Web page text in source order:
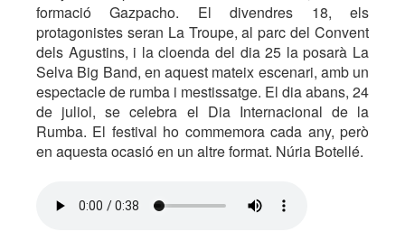
formació Gazpacho. El divendres 18, els
protagonistes seran La Troupe, al parc del Convent
dels Agustins, i la cloenda del dia 25 la posarà La
Selva Big Band, en aquest mateix escenari, amb un
espectacle de rumba i mestissatge. El dia abans, 24
de juliol, se celebra el Dia Internacional de la
Rumba. El festival ho commemora cada any, però
en aquesta ocasió en un altre format. Núria Botellé.